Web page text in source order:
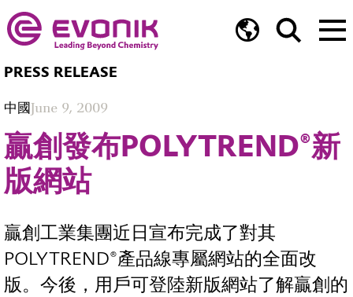
PRESS RELEASE
中國June 9, 2009
贏創發布POLYTREND®新
版網站
贏創工業集團近日宣布完成了對其
POLYTREND®產品線專屬網站的全面改
版。今後，用戶可登陸新版網站了解贏創的